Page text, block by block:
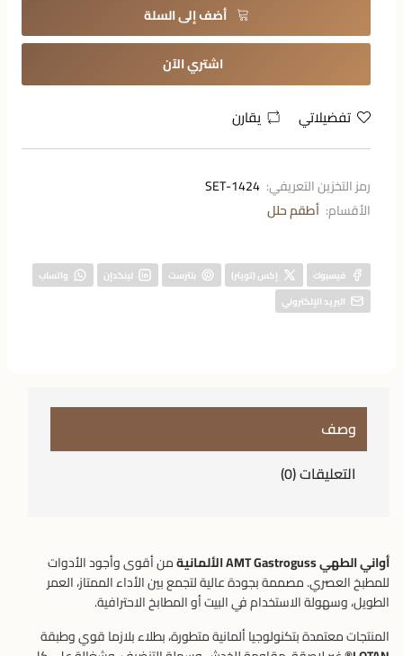
أضف إلى السلة
اشتري الآن
تفضيلاتي يقارن
رمز التخزين التعريفي: 1424-SET
الأقسام: أطقم حلل
فيسبوك إكس (تويتر) بنترست لينكدإن
واتساب
البريد الإلكتروني
وصف
التعليقات (0)
أواني الطهي AMT Gastroguss الألمانية
من أقوى وأجود الأدوات
للمطبخ العصري. مصممة بجودة عالية لتجمع بين الأداء الممتاز، العمر
الطويل، وسهولة الاستخدام في البيت أو المطابخ الاحترافية.
المنتجات معتمدة بتكنولوجيا ألمانية متطورة، بطلاء بلازما قوي وطبقة